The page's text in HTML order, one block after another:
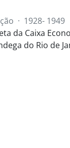
· 1928- 1949
da Caixa
do Rio de